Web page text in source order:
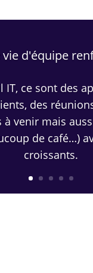
vie d'équipe
IT, ce sont des
des
à venir mais
de café…)
croissants.